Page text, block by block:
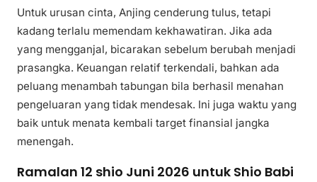
Untuk urusan cinta, Anjing cenderung tulus, tetapi
kadang terlalu memendam kekhawatiran. Jika ada
yang mengganjal, bicarakan sebelum berubah menjadi
prasangka. Keuangan relatif terkendali, bahkan ada
peluang menambah tabungan bila berhasil menahan
pengeluaran yang tidak mendesak. Ini juga waktu yang
baik untuk menata kembali target finansial jangka
menengah.
Ramalan 12 shio Juni 2026 untuk Shio Babi